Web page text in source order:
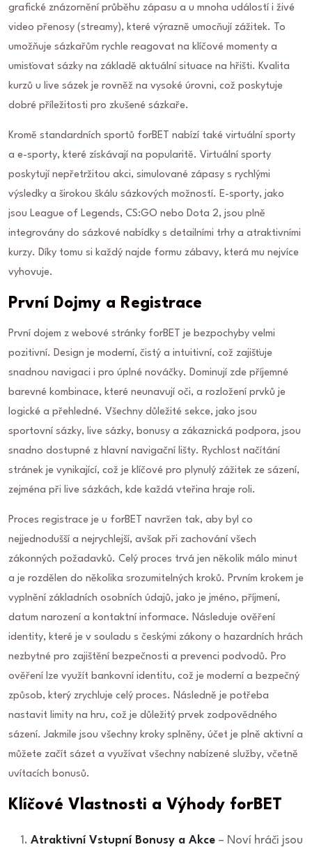
grafické znázornění průběhu zápasu a u mnoha událostí i živé
video přenosy (streamy), které výrazně umocňují zážitek. To
umožňuje sázkařům rychle reagovat na klíčové momenty a
umisťovat sázky na základě aktuální situace na hřišti. Kvalita
kurzů u live sázek je rovněž na vysoké úrovni, což poskytuje
dobré příležitosti pro zkušené sázkaře.
Kromě standardních sportů forBET nabízí také virtuální sporty
a e-sporty, které získávají na popularitě. Virtuální sporty
poskytují nepřetržitou akci, simulované zápasy s rychlými
výsledky a širokou škálu sázkových možností. E-sporty, jako
jsou League of Legends, CS:GO nebo Dota 2, jsou plně
integrovány do sázkové nabídky s detailními trhy a atraktivními
kurzy. Díky tomu si každý najde formu zábavy, která mu nejvíce
vyhovuje.
První Dojmy a Registrace
První dojem z webové stránky forBET je bezpochyby velmi
pozitivní. Design je moderní, čistý a intuitivní, což zajišťuje
snadnou navigaci i pro úplné nováčky. Dominují zde příjemné
barevné kombinace, které neunavují oči, a rozložení prvků je
logické a přehledné. Všechny důležité sekce, jako jsou
sportovní sázky, live sázky, bonusy a zákaznická podpora, jsou
snadno dostupné z hlavní navigační lišty. Rychlost načítání
stránek je vynikající, což je klíčové pro plynulý zážitek ze sázení,
zejména při live sázkách, kde každá vteřina hraje roli.
Proces registrace je u forBET navržen tak, aby byl co
nejjednodušší a nejrychlejší, avšak při zachování všech
zákonných požadavků. Celý proces trvá jen několik málo minut
a je rozdělen do několika srozumitelných kroků. Prvním krokem je
vyplnění základních osobních údajů, jako je jméno, příjmení,
datum narození a kontaktní informace. Následuje ověření
identity, které je v souladu s českými zákony o hazardních hrách
nezbytné pro zajištění bezpečnosti a prevenci podvodů. Pro
ověření lze využít bankovní identitu, což je moderní a bezpečný
způsob, který zrychluje celý proces. Následně je potřeba
nastavit limity na hru, což je důležitý prvek zodpovědného
sázení. Jakmile jsou všechny kroky splněny, účet je plně aktivní a
můžete začít sázet a využívat všechny nabízené služby, včetně
uvítacích bonusů.
Klíčové Vlastnosti a Výhody forBET
Atraktivní Vstupní Bonusy a Akce – Noví hráči jsou